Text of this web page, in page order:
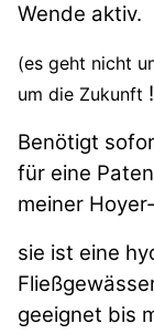
Wende aktiv.
(es geht nicht
um die Zukunft
Benötigt
für eine
meiner
sie ist eine
geeignet bis